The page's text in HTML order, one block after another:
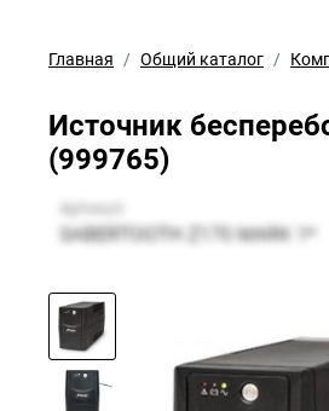
Главная Общий каталог
Источник
(999765)